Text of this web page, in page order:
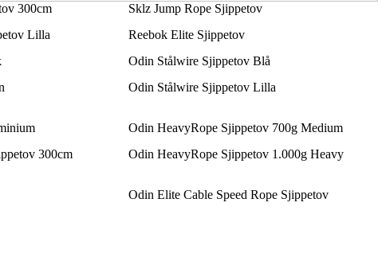
300cm
Sklz Jump Rope Sjippetov
Lilla
Reebok Elite Sjippetov
Odin Stålwire Sjippetov Blå
Odin Stålwire Sjippetov Lilla
Odin HeavyRope Sjippetov 700g Medium
300cm Odin HeavyRope Sjippetov 1.000g Heavy
Odin Elite Cable Speed Rope Sjippetov